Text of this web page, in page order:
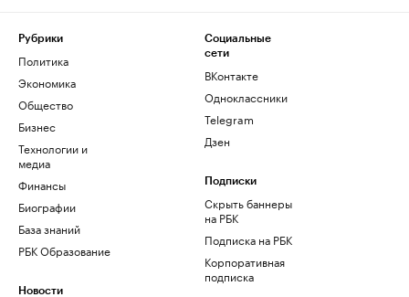
Рубрики
Политика
Экономика
Общество
Бизнес
Технологии и
медиа
Финансы
Биографии
База знаний
РБК Образование
Новости
Социальные
сети
ВКонтакте
Одноклассники
Telegram
Дзен
Подписки
Скрыть баннеры
на РБК
Подписка на РБК
Корпоративная
подписка